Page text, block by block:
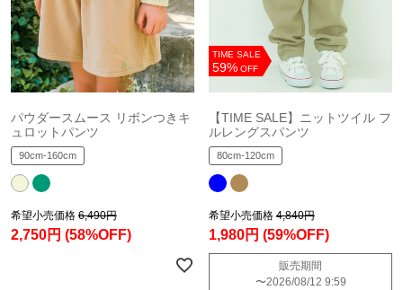
パウダースムース リボンつきキ
ュロットパンツ
90cm-160cm
希望小売価格 6,490円
2,750円 (58%OFF)
TIME SALE
59% OFF
【TIME SALE】ニットツイル フ
ルレングスパンツ
80cm-120cm
希望小売価格 4,840円
1,980円 (59%OFF)
販売期間
〜2026/08/12 9:59